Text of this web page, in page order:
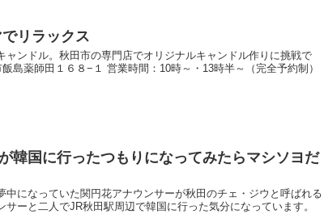
リラックス
ャンドル。秋田市の専門店でオリジナルキャンドル作りに挑戦で
島薬師田１６８−１ 営業時間：10時～・13時半～（完全予約制）
韓国に行ったつもりになってみたらマシソヨだ
中になっていた関円花アナウンサーが秋田のチェ・ジウと呼ばれる
ーと二人でJR秋田駅周辺で韓国に行った気分になっています。